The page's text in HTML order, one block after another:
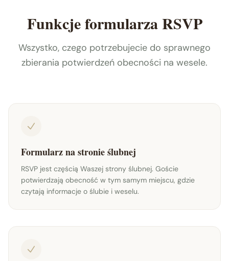
Funkcje formularza RSVP
Wszystko, czego potrzebujecie do sprawnego
zbierania potwierdzeń obecności na wesele.
Formularz na stronie ślubnej
RSVP jest częścią Waszej strony ślubnej. Goście
potwierdzają obecność w tym samym miejscu, gdzie
czytają informacje o ślubie i weselu.